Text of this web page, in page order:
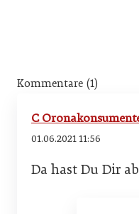
Kommentare (1)
C
01.06.2021 11:56
Da hast Du Dir